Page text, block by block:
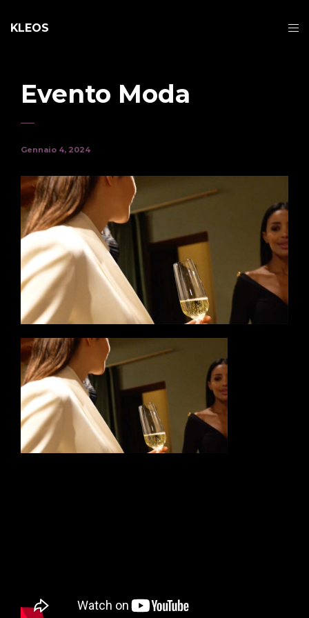
KLEOS
Evento Moda
Gennaio 4, 2024